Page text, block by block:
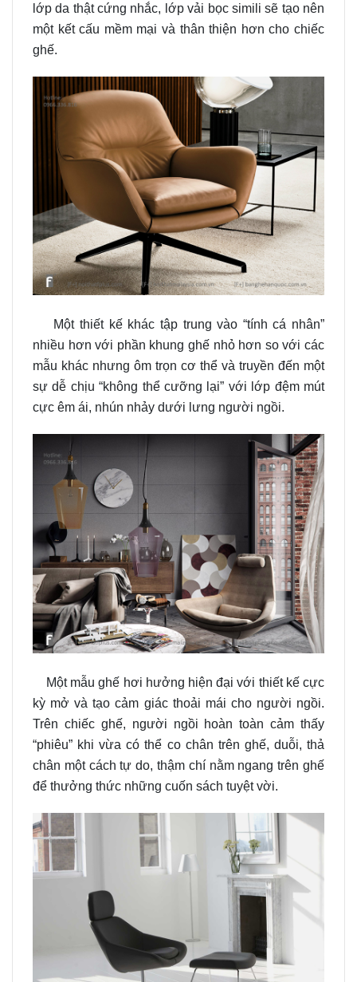
lớp da thật cứng nhắc, lớp vải bọc simili sẽ tạo nên
một kết cấu mềm mại và thân thiện hơn cho chiếc
ghế.
Một thiết kế khác tập trung vào “tính cá nhân”
nhiều hơn với phần khung ghế nhỏ hơn so với các
mẫu khác nhưng ôm trọn cơ thể và truyền đến một
sự dễ chịu “không thể cưỡng lại” với lớp đệm mút
cực êm ái, nhún nhảy dưới lưng người ngồi.
Một mẫu ghế hơi hưởng hiện đại với thiết kế cực
kỳ mở và tạo cảm giác thoải mái cho người ngồi.
Trên chiếc ghế, người ngồi hoàn toàn cảm thấy
“phiêu” khi vừa có thể co chân trên ghế, duỗi, thả
chân một cách tự do, thậm chí nằm ngang trên ghế
để thưởng thức những cuốn sách tuyệt vời.